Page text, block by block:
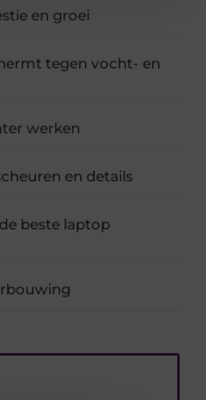
en groei
tegen vocht- en
werken
en details
beste laptop